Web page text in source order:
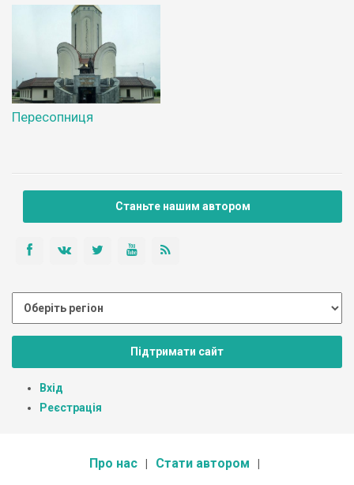
Пересопниця
Станьте нашим автором
Підтримати сайт
Вхід
Реєстрація
Про нас Стати автором